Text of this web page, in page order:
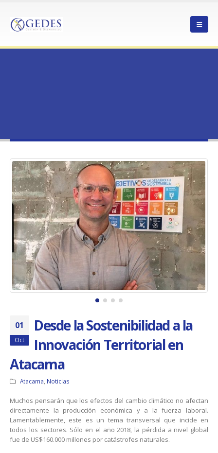
01
Oct
Desde la Sostenibilidad a la
Innovación Territorial en
Atacama
Atacama, Noticias
Muchos pensarán que los efectos del cambio climático no afectan
directamente la producción económica y a la fuerza laboral.
Lamentablemente, este es un tema transversal que incide en
todos los sectores. Sólo en el año 2018, la pérdida a nivel global
fue de US$160.000 millones por catástrofes naturales.